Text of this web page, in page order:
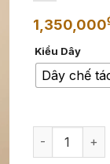
1,350,000
Kiểu Dây
Dây chế
Dây da